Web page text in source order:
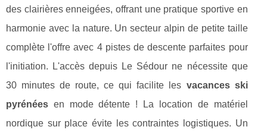
des clairières enneigées, offrant une pratique sportive en
harmonie avec la nature. Un secteur alpin de petite taille
complète l'offre avec 4 pistes de descente parfaites pour
l'initiation. L'accès depuis Le Sédour ne nécessite que
30 minutes de route, ce qui facilite les vacances ski
pyrénées en mode détente ! La location de matériel
nordique sur place évite les contraintes logistiques. Un